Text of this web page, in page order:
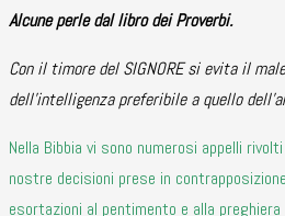
Alcune perle dal libro dei Proverbi.
Con il timore del SIGNORE si evita il
dell’intelligenza preferibile a quello
Nella Bibbia vi sono numerosi appelli
nostre decisioni prese in
esortazioni al pentimento e alla